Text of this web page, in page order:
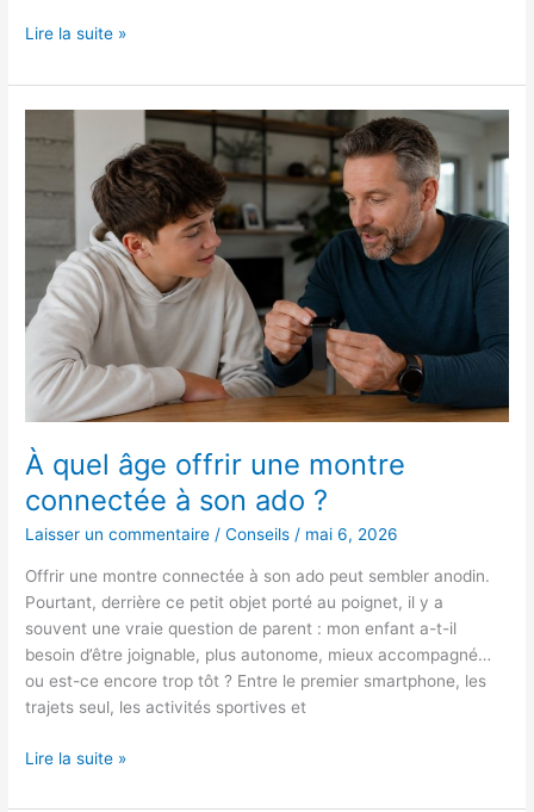
Lire la suite »
À quel âge offrir une montre
connectée à son ado ?
Laisser un commentaire /Conseils / mai 6, 2026
Offrir une montre connectée à son ado peut sembler anodin.
Pourtant, derrière ce petit objet porté au poignet, il y a
souvent une vraie question de parent : mon enfant a-t-il
besoin d’être joignable, plus autonome, mieux accompagné…
ou est-ce encore trop tôt ? Entre le premier smartphone, les
trajets seul, les activités sportives et
quel
offrir
montre
connectée
son
ado
Lire la suite »